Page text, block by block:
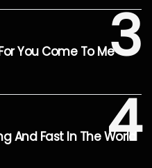
3
You Come To Me
4
And Fast In The World